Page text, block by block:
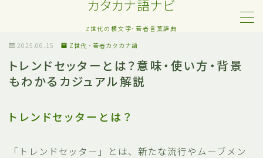
カタカナ語ナビ
Z世代の横文字・若者言葉辞典
MENU
Z世代・若者カタカナ語
ネット・SNS用語
2025.06.15 Z世代・若者カタカナ語
トレンドセッターとは？意味・使い方・背景
もわかるカジュアル解説
トレンドセッターとは？
「トレンドセッター」とは、新たな流行やムーブメン